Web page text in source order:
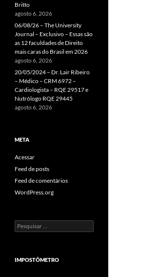
Britto
agosto 6, 2026
06/08/26 – The University
Journal – Exclusivo – Essas são
as 12 faculdades de Direito
mais caras do Brasil em 2026
agosto 6, 2026
20/05/2024 – Dr. Lair Ribeiro
– Médico – CRM 6972 –
Cardiologista – RQE 29517 e
Nutrólogo RQE 29445
agosto 6, 2026
META
Acessar
Feed de posts
Feed de comentários
WordPress.org
Pesquisar
por:
IMPOSTÔMETRO